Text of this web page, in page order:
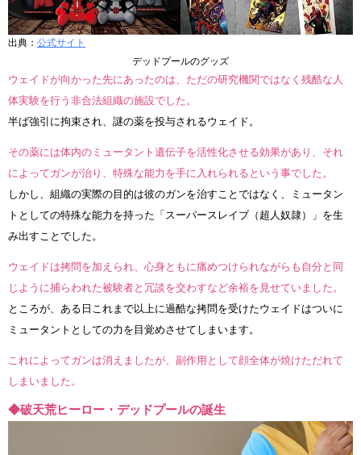
出典： 公式サイト
デッドプールのグッズ
ウェイドが向かった先にあったのは、ただの研究機関ではなく残酷な人
体実験を行う非合法組織の施設でした。
半ば強引に拘束され、謎の薬を投与されるウェイド。
その薬には体内のミュータント遺伝子を活性化させる効果があり、それ
によってガンが治り、特殊な能力を手に入れられるという事でした。
しかし、組織の実際の目的は彼のガンを治すことではなく、ミュータン
トとしての特殊な能力を持った「スーパースレイブ（超人奴隷）」を生
み出すことでした。
ウェイドは拷問を加えられ、心身ともに痛めつけられながらも自分と同
じように捕らわれた被験者と冗談を交わすなど余裕を見せていました。
ところが、ある日これまで以上に過酷な拷問を受けたウェイドはついに
ミュータントとしての力を目覚めさせてしまいます。
これによってガンは消えましたが、副作用として顔全体が焼けただれて
しまいました。
◆破天荒ヒーロー・デッドプールの誕生